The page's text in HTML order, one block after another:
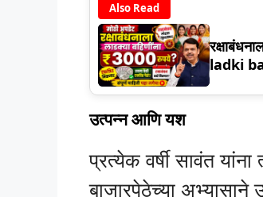
Also Read
ladki
उत्पन्न आणि यश
प्रत्येक वर्षी सावंत
बाजारपेठेच्या